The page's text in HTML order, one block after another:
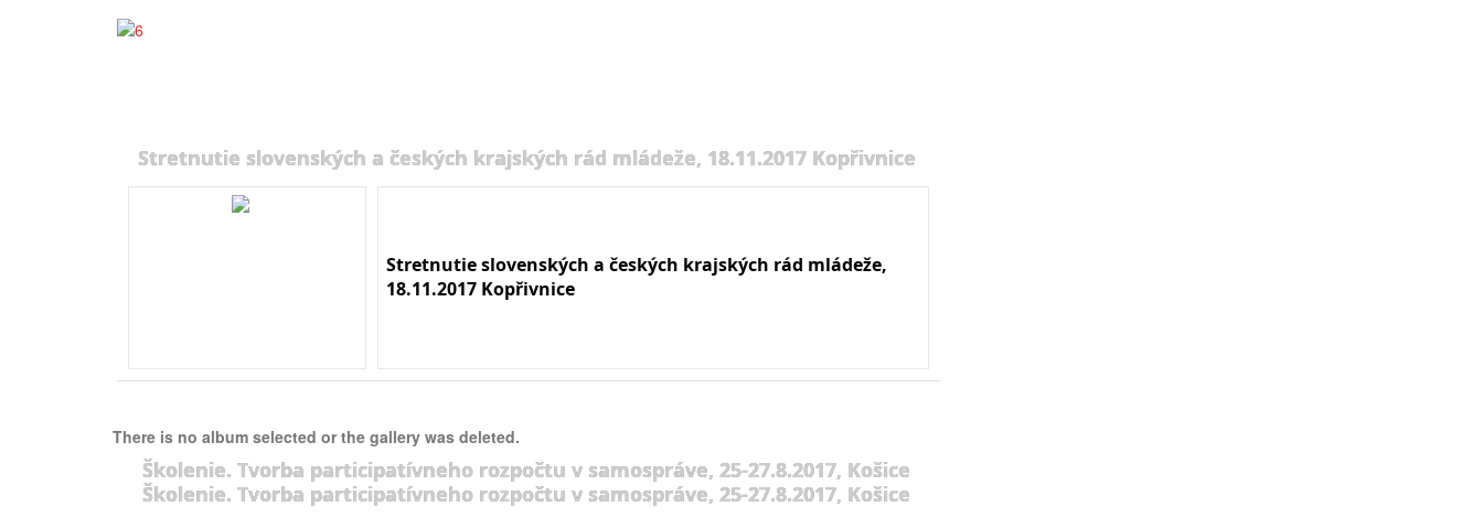
Stretnutie slovenských a českých krajských rád mládeže, 18.11.2017 Kopřivnice
Stretnutie slovenských a českých krajských rád mládeže,
18.11.2017 Kopřivnice
There is no album selected or the gallery was deleted.
Školenie. Tvorba participatívneho rozpočtu v samospráve, 25-27.8.2017, Košice
Školenie. Tvorba participatívneho rozpočtu v samospráve, 25-27.8.2017, Košice